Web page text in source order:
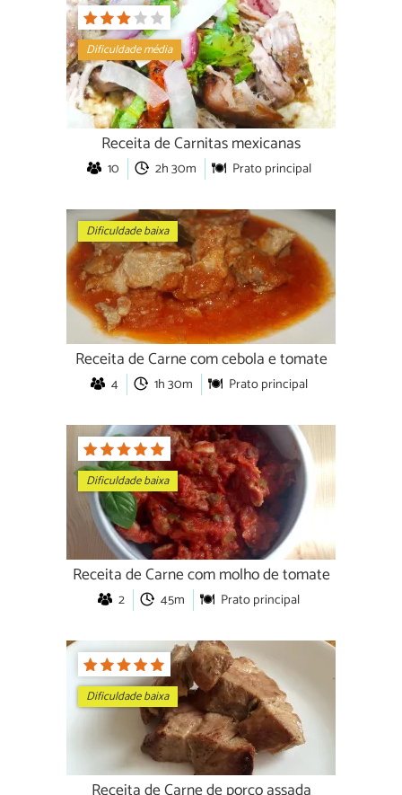
Dificuldade média
Receita de Carnitas mexicanas
10 2h 30m Prato principal
Dificuldade baixa
Receita de Carne com cebola e tomate
4 1h 30m Prato principal
Dificuldade baixa
Receita de Carne com molho de tomate
2 45m Prato principal
Dificuldade baixa